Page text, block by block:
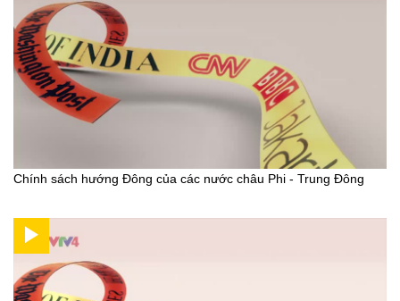
Chính sách hướng Đông của các nước châu Phi - Trung Đông